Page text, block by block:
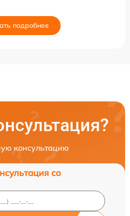
подробнее
консультацию
со